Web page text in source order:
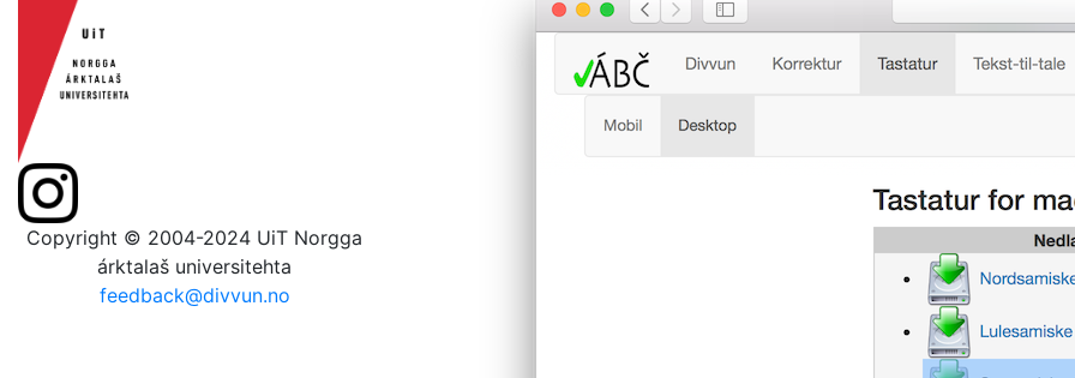
Copyright © 2004-2024 UiT Norgga
árktalaš universitehta
feedback@divvun.no